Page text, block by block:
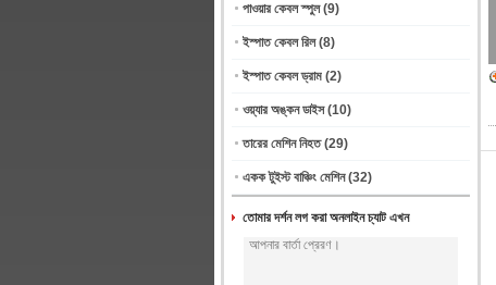
পাওয়ার কেবল স্পুল (9)
ইস্পাত কেবল রিল (8)
ইস্পাত কেবল ড্রাম (2)
ওয়্যার অঙ্কন ডাইস (10)
তারের মেশিন নিহত (29)
একক টুইস্ট বাঞ্চিং মেশিন (32)
তোমার দর্শন লগ করা অনলাইন চ্যাট এখন